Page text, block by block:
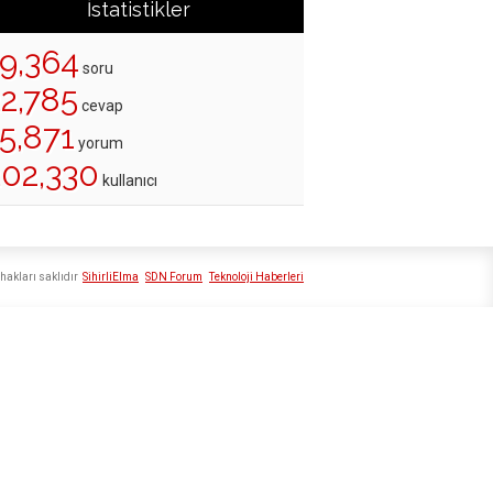
İstatistikler
soru
cevap
yorum
kullanıcı
SihirliElma SDN Forum Teknoloji Haberleri
saklıdır